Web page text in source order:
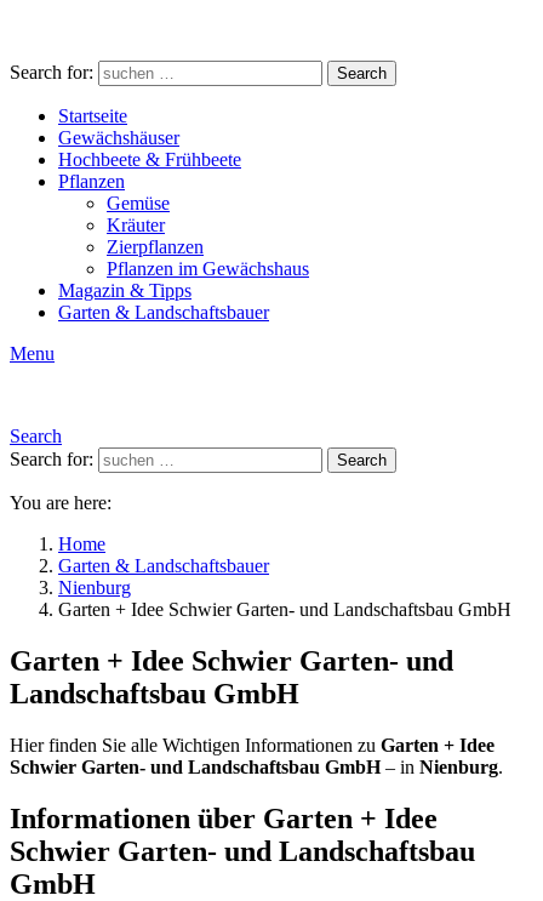
Search for: Search
Startseite
Gewächshäuser
Hochbeete & Frühbeete
Pflanzen
Gemüse
Kräuter
Zierpflanzen
Pflanzen im Gewächshaus
Magazin & Tipps
Garten & Landschaftsbauer
Menu
Search
Search for:
Search
You are here:
Home
Garten & Landschaftsbauer
Nienburg
Garten + Idee Schwier Garten- und Landschaftsbau GmbH
Garten + Idee Schwier Garten- und
Landschaftsbau GmbH
Hier finden Sie alle Wichtigen Informationen zu Garten + Idee
Schwier Garten- und Landschaftsbau GmbH– in Nienburg.
Informationen über Garten + Idee
Schwier Garten- und Landschaftsbau
GmbH